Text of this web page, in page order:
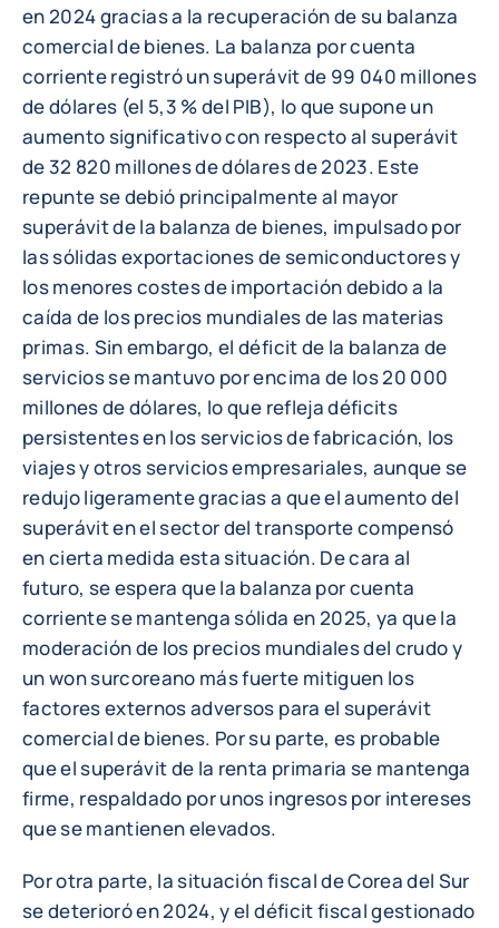
en 2024 gracias a la recuperación de su balanza
comercial de bienes. La balanza por cuenta
corriente registró un superávit de 99 040 millones
de dólares (el 5,3 % del PIB), lo que supone un
aumento significativo con respecto al superávit
de 32 820 millones de dólares de 2023. Este
repunte se debió principalmente al mayor
superávit de la balanza de bienes, impulsado por
las sólidas exportaciones de semiconductores y
los menores costes de importación debido a la
caída de los precios mundiales de las materias
primas. Sin embargo, el déficit de la balanza de
servicios se mantuvo por encima de los 20 000
millones de dólares, lo que refleja déficits
persistentes en los servicios de fabricación, los
viajes y otros servicios empresariales, aunque se
redujo ligeramente gracias a que el aumento del
superávit en el sector del transporte compensó
en cierta medida esta situación. De cara al
futuro, se espera que la balanza por cuenta
corriente se mantenga sólida en 2025, ya que la
moderación de los precios mundiales del crudo y
un won surcoreano más fuerte mitiguen los
factores externos adversos para el superávit
comercial de bienes. Por su parte, es probable
que el superávit de la renta primaria se mantenga
firme, respaldado por unos ingresos por intereses
que se mantienen elevados.
Por otra parte, la situación fiscal de Corea del Sur
se deterioró en 2024, y el déficit fiscal gestionado